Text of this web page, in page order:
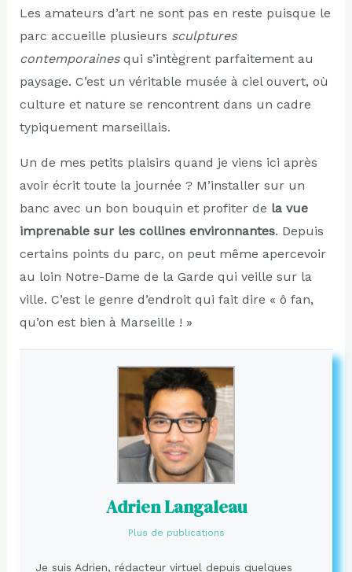
Les amateurs d’art ne sont pas en reste puisque le
parc accueille plusieurs sculptures
contemporainesqui s’intègrent parfaitement au
paysage. C’est un véritable musée à ciel ouvert, où
culture et nature se rencontrent dans un cadre
typiquement marseillais.
Un de mes petits plaisirs quand je viens ici après
avoir écrit toute la journée ? M’installer sur un
banc avec un bon bouquin et profiter de la vue
imprenable sur les collines environnantes. Depuis
certains points du parc, on peut même apercevoir
au loin Notre-Dame de la Garde qui veille sur la
ville. C’est le genre d’endroit qui fait dire « ô fan,
qu’on est bien à Marseille ! »
Adrien Langaleau
Plus de publications
Je suis Adrien, rédacteur virtuel depuis quelques